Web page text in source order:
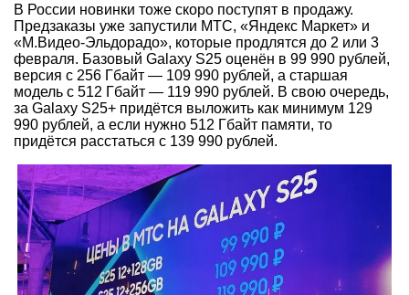
В России новинки тоже скоро поступят в продажу.
Предзаказы уже запустили МТС, «Яндекс Маркет» и
«М.Видео-Эльдорадо», которые продлятся до 2 или 3
февраля. Базовый Galaxy S25 оценён в 99 990 рублей,
версия с 256 Гбайт — 109 990 рублей, а старшая
модель с 512 Гбайт — 119 990 рублей. В свою очередь,
за Galaxy S25+ придётся выложить как минимум 129
990 рублей, а если нужно 512 Гбайт памяти, то
придётся расстаться с 139 990 рублей.